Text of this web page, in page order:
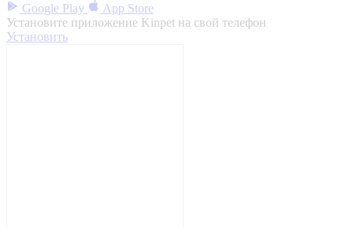
Google Play
App Store
Установите приложение Kinpet на свой телефон
Установить